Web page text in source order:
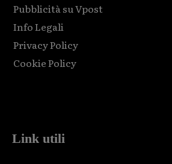
Pubblicità su Vpost
Info Legali
Privacy Policy
Cookie Policy
Link utili